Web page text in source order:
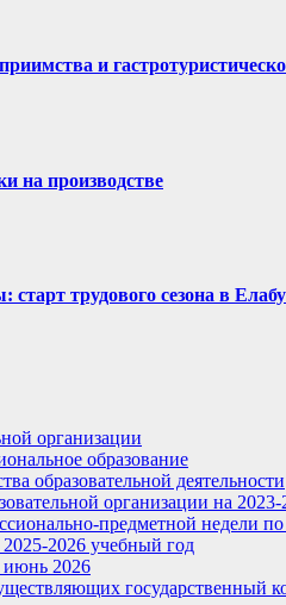
и
на производстве
трудового сезона в
организации
образование
образовательной деятельности
организации на 2023-
предметной недели
2026 учебный год
июнь 2026
государственный